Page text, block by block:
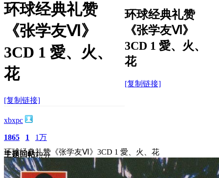
环球经典礼赞
《张学友Ⅵ》
3CD 1 愛、火、
花
[复制链接]
环球经典礼赞
《张学友Ⅵ》
3CD 1 愛、火、
花
[复制链接]
xbxpc
1865
主题
1
回帖
1万
积分
积分
环球经典礼赞《张学友Ⅵ》3CD 1 愛、火、花